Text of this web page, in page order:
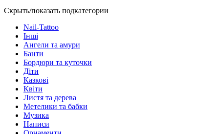
Скрыть/показать подкатегории
Nail-Tattoo
Інші
Ангели та амури
Банти
Бордюри та куточки
Діти
Казкові
Квіти
Листя та дерева
Метелики та бабки
Музика
Написи